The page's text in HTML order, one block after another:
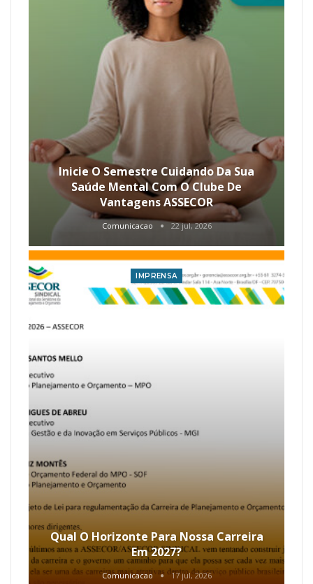
Inicie O Semestre Cuidando Da Sua
Saúde Mental Com O Clube De
Vantagens ASSECOR
Comunicacao 22 jul, 2026
IMPRENSA
Qual O Horizonte Para Nossa Carreira
Em 2027?
Comunicacao 17 jul, 2026